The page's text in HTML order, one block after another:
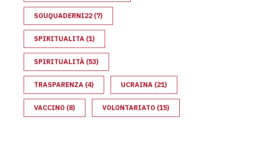
SOUQUADERNI22 (7)
SPIRITUALITA (1)
SPIRITUALITÀ (53)
TRASPARENZA (4) UCRAINA (21)
VACCINO (8) VOLONTARIATO (15)